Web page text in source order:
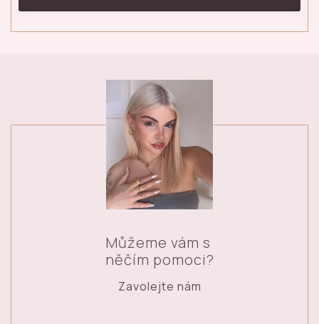
Můžeme vám s
něčím pomoci?
Zavolejte nám